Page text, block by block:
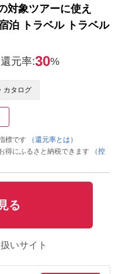
対象ツアーに使え
泊 トラベル トラベル
還元率:30%
カタログ
標です
（還元率とは）
得にふるさと納税できます
（控
る
いサイト